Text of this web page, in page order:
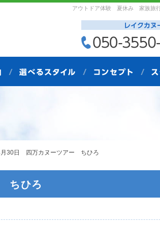
アウトドア体験 夏休み 家族旅
30日 四万カヌーツアー ちひろ
ちひろ